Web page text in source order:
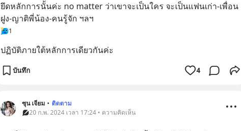
ยึดหลักการนั้นค่ะ no matter ว่าเขาจะเป็นใคร จะเป็นแฟนเก่า-เพื่อน
ฝูง-ญาติพี่น้อง-คนรู้จัก ฯลฯ
1
ปฏิบัติภายใต้หลักการเดียวกันค่ะ
บันทึก 4
ซุน เจียม • ติดตาม
20 ก.พ. 2024 เวลา 17:24 • ความคิดเห็น